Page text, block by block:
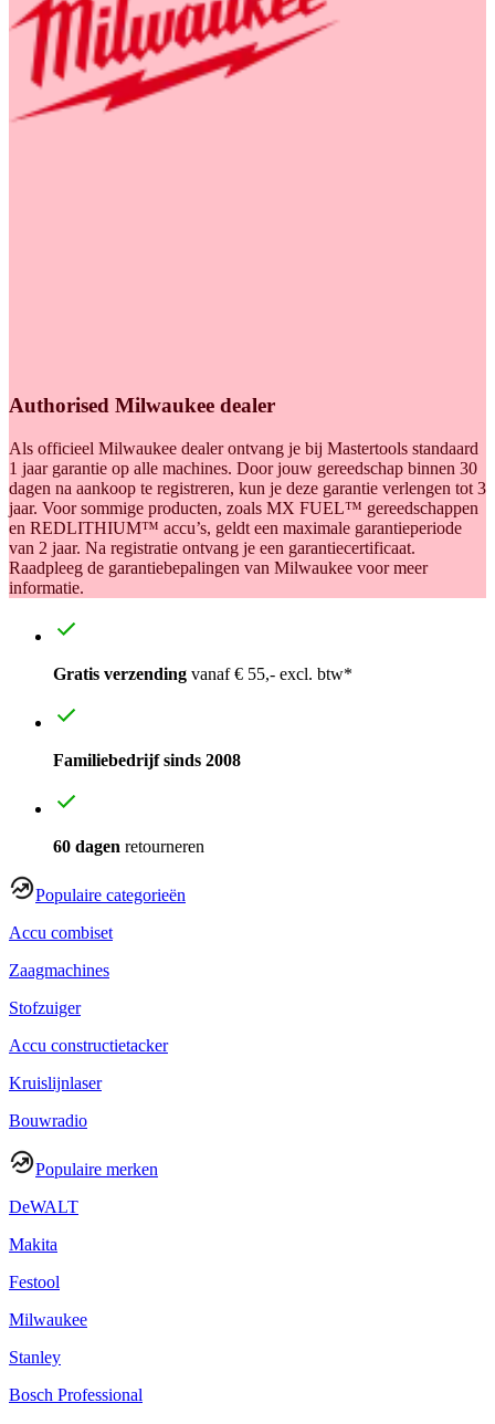
Authorised Milwaukee dealer
Als officieel Milwaukee dealer ontvang je bij Mastertools standaard
1 jaar garantie op alle machines. Door jouw gereedschap binnen 30
dagen na aankoop te registreren, kun je deze garantie verlengen tot 3
jaar. Voor sommige producten, zoals MX FUEL™ gereedschappen
en REDLITHIUM™ accu’s, geldt een maximale garantieperiode
van 2 jaar. Na registratie ontvang je een garantiecertificaat.
Raadpleeg de garantiebepalingen van Milwaukee voor meer
informatie.
Gratis verzending vanaf € 55,- excl. btw*
Familiebedrijf sinds 2008
60 dagen retourneren
Populaire categorieën
Accu combiset
Zaagmachines
Stofzuiger
Accu constructietacker
Kruislijnlaser
Bouwradio
Populaire merken
DeWALT
Makita
Festool
Milwaukee
Stanley
Bosch Professional